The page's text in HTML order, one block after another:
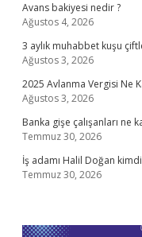
Avans bakiyesi nedir ?
Ağustos 4, 2026
3 aylık muhabbet kuşu
Ağustos 3, 2026
2025 Avlanma Vergisi Ne
Ağustos 3, 2026
Banka gişe çalışanları ne
Temmuz 30, 2026
İş adamı Halil Doğan
Temmuz 30, 2026